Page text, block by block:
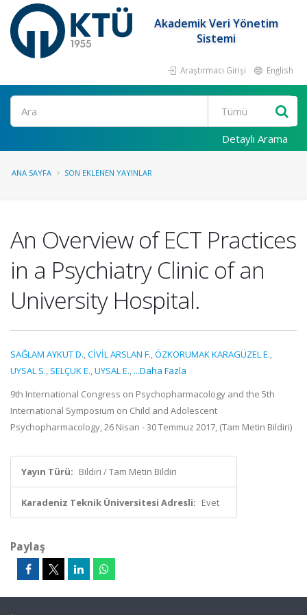
Akademik Veri Yönetim
Sistemi
Araştırmacı Girişi English
Ara
Detaylı Arama
ANA SAYFA SON EKLENEN YAYINLAR
An Overview of ECT Practices
in a Psychiatry Clinic of an
University Hospital.
SAĞLAM AYKUT D.,CİVİL ARSLAN F.,ÖZKORUMAK KARAGÜZEL E.,
UYSAL S., SELÇUK E.,UYSAL E., ...Daha Fazla
9th International Congress on Psychopharmacology and the 5th
International Symposium on Child and Adolescent
Psychopharmacology, 26 Nisan - 30 Temmuz 2017, (Tam Metin Bildiri)
Yayın Türü: Bildiri / Tam Metin Bildiri
Karadeniz Teknik Üniversitesi Adresli: Evet
Paylaş